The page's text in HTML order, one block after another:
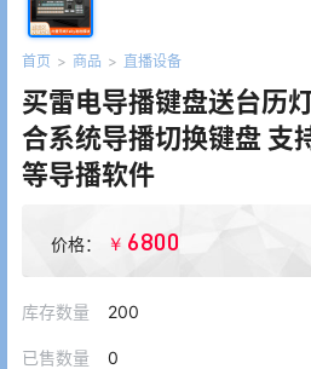
首页 > 商品 > 直播设备
买雷电导播键盘送台历
合系统导播切换键盘
等导播软件
价格： ￥ 6800
库存数量 200
已售数量 0